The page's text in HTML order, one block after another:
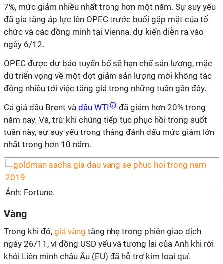
7%, mức giảm nhiều nhất trong hơn một năm. Sự suy yếu
đã gia tăng áp lực lên OPEC trước buổi gặp mặt của tổ
chức và các đồng minh tại Vienna, dự kiến diễn ra vào
ngày 6/12.
OPEC được dự báo tuyến bố sẽ hạn chế sản lượng, mặc
dù triển vọng về một đợt giảm sản lượng mới không tác
động nhiều tới việc tăng giá trong những tuần gần đây.
Cả giá dầu Brent và dầu WTI
đã giảm hơn 20% trong
năm nay. Và, trừ khi chúng tiếp tục phục hồi trong suốt
tuần này, sự suy yếu trong tháng đánh dấu mức giảm lớn
nhất trong hơn 10 năm.
Ảnh: Fortune.
Vàng
Trong khi đó, giá vàng tăng nhẹ trong phiên giao dịch
ngày 26/11, vì đồng USD yếu và tương lai của Anh khi rời
khỏi Liên minh châu Âu (EU) đã hỗ trợ kim loại quí.